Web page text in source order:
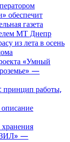
обеспечит
газета
МТ Днепр
из лета в осень
«Умный
—
принцип работы,
—